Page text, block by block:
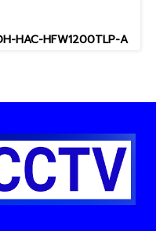
HAC-HFW1200TLP-A